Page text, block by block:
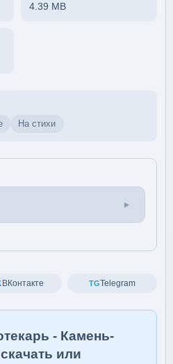
4.39 MB
На стихи
ВКонтакте TGTelegram
- Камень-
или